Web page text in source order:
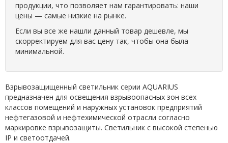
продукции, что позволяет нам гарантировать: наши
цены — самые низкие на рынке.
Если вы все же нашли данный товар дешевле, мы
скорректируем для вас цену так, чтобы она была
минимальной.
Взрывозащищенный светильник серии AQUARIUS
предназначен для освещения взрывоопасных зон всех
классов помещений и наружных установок предприятий
нефтегазовой и нефтехимической отрасли согласно
маркировке взрывозащиты. Светильник с высокой степенью
IP и светоотдачей.